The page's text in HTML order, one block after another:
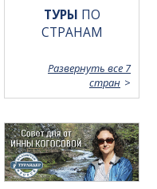
ТУРЫ ПО
СТРАНАМ
Развернуть все 7
стран